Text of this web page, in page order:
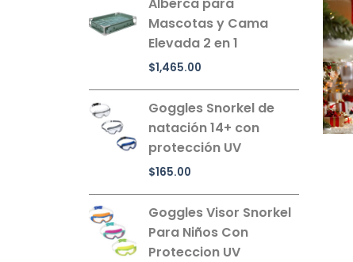
Mascotas y Cama
Elevada 2 en 1
$1,465.00
Goggles Snorkel de
natación 14+ con
protección UV
$165.00
Goggles Visor Snorkel
Para Niños Con
Proteccion UV